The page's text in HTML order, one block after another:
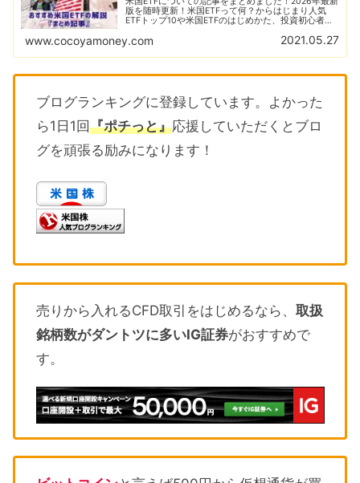
版を随時更新！米国ETFって何？からはじまり人気
ETFトップ10や米国ETFのはじめかた、投資初心者に
比較解説も随時更新！
www.cocoyamoney.com 2021.05.27
ブログランキングに登録しています。よかった
ら1日1回『ポチっと』応援していただくとブロ
グを頑張る励みになります！
売りから入れるCFD取引をはじめるなら、 取扱
銘柄数がダントツに多いIG証券がおすすめで
す。